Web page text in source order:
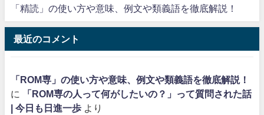
「精読」の使い方や意味、例文や類義語を徹底解説！
最近のコメント
「ROM専」の使い方や意味、例文や類義語を徹底解説！
に
「ROM専の人って何がしたいの？」って質問された話
| 今日も日進一歩 より